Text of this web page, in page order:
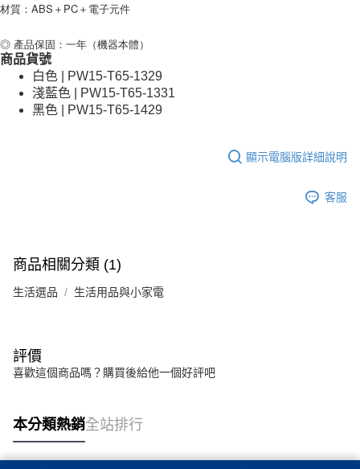
材質：ABS＋PC＋電子元件
◎ 產品保固：一年（機器本體）
商品貨號
白色 | PW15-T65-1329
淺藍色 | PW15-T65-1331
黑色 | PW15-T65-1429
顯示電腦版詳細說明
客服
商品相關分類 (1)
生活選品 生活用品與小家電
評價
喜歡這個商品嗎？購買後給他一個好評吧
本分類熱銷全站排行